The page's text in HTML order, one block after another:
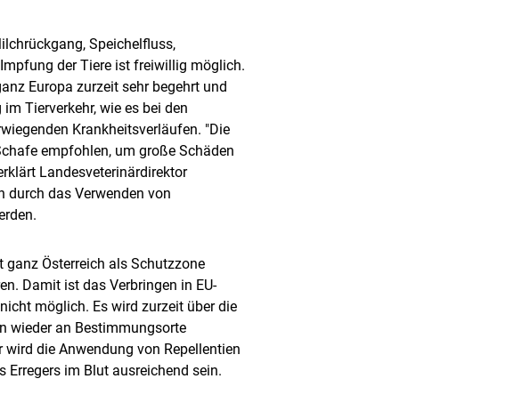
Speichelfluss,
der Tiere ist freiwillig möglich.
Europa zurzeit sehr begehrt und
Tierverkehr, wie es bei den
Krankheitsverläufen. "Die
empfohlen, um große Schäden
Landesveterinärdirektor
durch das Verwenden von
Österreich als Schutzzone
Damit ist das Verbringen in EU-
möglich. Es wird zurzeit über die
wieder an Bestimmungsorte
die Anwendung von Repellentien
Erregers im Blut ausreichend sein.